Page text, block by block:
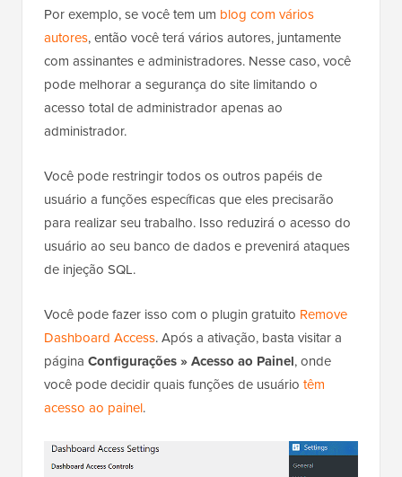
site.
Por exemplo, se você tem umblog com vários
autores, então você terá vários autores, juntamente
com assinantes e administradores. Nesse caso, você
pode melhorar a segurança do site limitando o
administrador.
Você pode restringir todos os outros papéis de
usuário a funções específicas que eles precisarão
para realizar seu trabalho. Isso reduzirá o acesso do
de injeção SQL.
Você pode fazer isso com o plugin gratuito Remove
Dashboard Access. Após a ativação, basta visitar a
página Configurações » Acesso ao Painel
acesso ao painel.